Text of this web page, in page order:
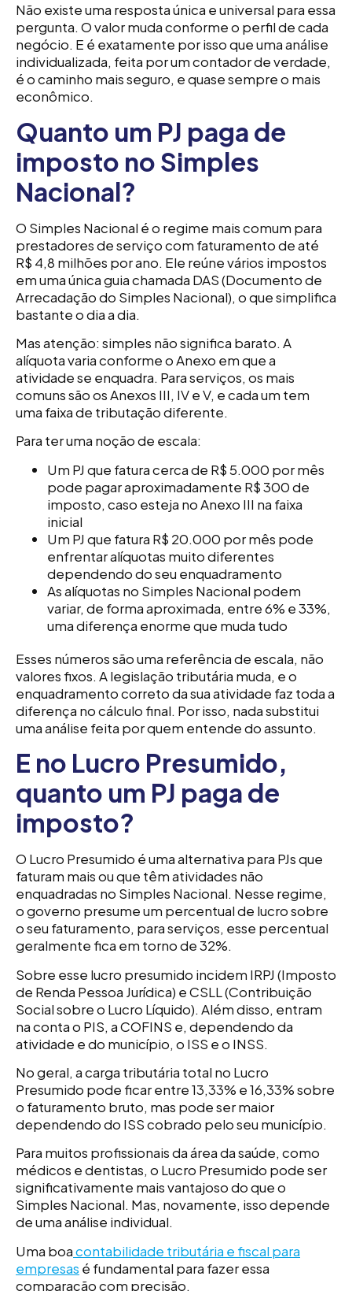
Não existe uma resposta única e universal para essa
pergunta. O valor muda conforme o perfil de cada
negócio. E é exatamente por isso que uma análise
individualizada, feita por um contador de verdade,
é o caminho mais seguro, e quase sempre o mais
econômico.
Quanto um PJ paga de
imposto no Simples
Nacional?
O Simples Nacional é o regime mais comum para
prestadores de serviço com faturamento de até
R$ 4,8 milhões por ano. Ele reúne vários impostos
em uma única guia chamada DAS (Documento de
Arrecadação do Simples Nacional), o que simplifica
bastante o dia a dia.
Mas atenção: simples não significa barato. A
alíquota varia conforme o Anexo em que a
atividade se enquadra. Para serviços, os mais
comuns são os Anexos III, IV e V, e cada um tem
uma faixa de tributação diferente.
Para ter uma noção de escala:
Um PJ que fatura cerca de R$ 5.000 por mês
pode pagar aproximadamente R$ 300 de
imposto, caso esteja no Anexo III na faixa
inicial
Um PJ que fatura R$ 20.000 por mês pode
enfrentar alíquotas muito diferentes
dependendo do seu enquadramento
As alíquotas no Simples Nacional podem
variar, de forma aproximada, entre 6% e 33%,
uma diferença enorme que muda tudo
Esses números são uma referência de escala, não
valores fixos. A legislação tributária muda, e o
enquadramento correto da sua atividade faz toda a
diferença no cálculo final. Por isso, nada substitui
uma análise feita por quem entende do assunto.
E no Lucro Presumido,
quanto um PJ paga de
imposto?
O Lucro Presumido é uma alternativa para PJs que
faturam mais ou que têm atividades não
enquadradas no Simples Nacional. Nesse regime,
o governo presume um percentual de lucro sobre
o seu faturamento, para serviços, esse percentual
geralmente fica em torno de 32%.
Sobre esse lucro presumido incidem IRPJ (Imposto
de Renda Pessoa Jurídica) e CSLL (Contribuição
Social sobre o Lucro Líquido). Além disso, entram
na conta o PIS, a COFINS e, dependendo da
atividade e do município, o ISS e o INSS.
No geral, a carga tributária total no Lucro
Presumido pode ficar entre 13,33% e 16,33% sobre
o faturamento bruto, mas pode ser maior
dependendo do ISS cobrado pelo seu município.
Para muitos profissionais da área da saúde, como
médicos e dentistas, o Lucro Presumido pode ser
significativamente mais vantajoso do que o
Simples Nacional. Mas, novamente, isso depende
de uma análise individual.
Uma boacontabilidade tributária e fiscal para
empresas é fundamental para fazer essa
comparação com precisão.